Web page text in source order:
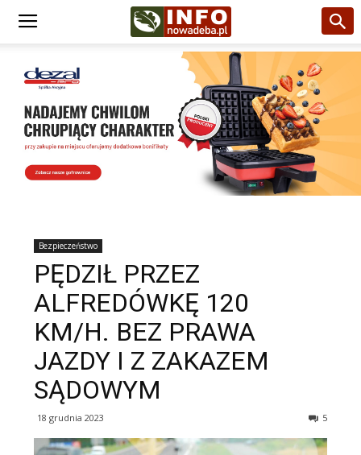
Bezpieczeństwo
PĘDZIŁ PRZEZ
ALFREDÓWKĘ 120
KM/H. BEZ PRAWA
JAZDY I Z ZAKAZEM
SĄDOWYM
18 grudnia 2023 5